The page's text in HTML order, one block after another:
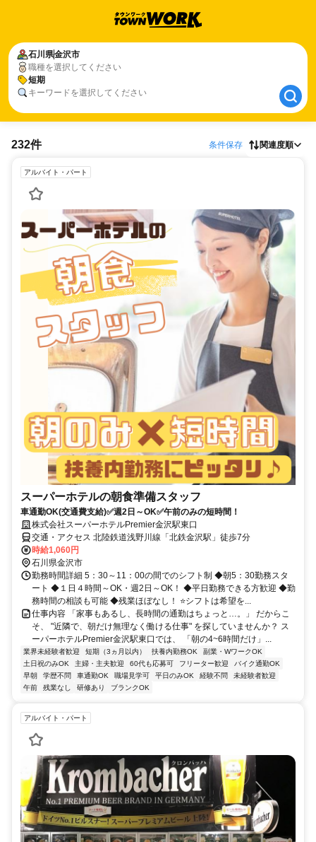
石川県金沢市
職種を選択してください
短期
キーワードを選択してください
石川県金沢市
短期
232件 条件保存 関連度順
アルバイト・パート
スーパーホテルの朝食準備スタッフ
車通勤OK(交通費支給)✅週2日～OK✅午前のみの短時間！
株式会社スーパーホテルPremier金沢駅東口
交通・アクセス 北陸鉄道浅野川線「北鉄金沢駅」徒歩7分
時給1,060円
石川県金沢市
勤務時間詳細 5：30～11：00の間でのシフト制 ◆朝5：30勤務スタ
ート ◆１日４時間～OK・週2日～OK！ ◆平日勤務できる方歓迎 ◆勤
務時間の相談も可能 ◆残業ほぼなし！ ⭐シフトは希望を...
仕事内容 「家事もあるし、長時間の通勤はちょっと…。」 だからこ
そ、 "近隣で、朝だけ無理なく働ける仕事" を探していませんか？ ス
ーパーホテルPremier金沢駅東口では、 「朝の4~6時間だけ」...
業界未経験者歓迎 短期（3ヵ月以内） 扶養内勤務OK
副業・WワークOK
土日祝のみOK
主婦・主夫歓迎 60代も応募可 フリーター歓迎
バイク通勤OK
早朝
学歴不問 車通勤OK 職場見学可 平日のみOK 経験不問
未経験者歓迎
午前
残業なし 研修あり ブランクOK
アルバイト・パート